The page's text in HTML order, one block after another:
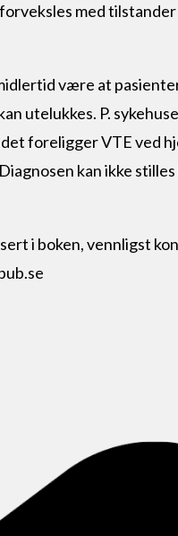
med
være at
utelukkes. P.
foreligger VTE ved
kan ikke
i boken, vennligst